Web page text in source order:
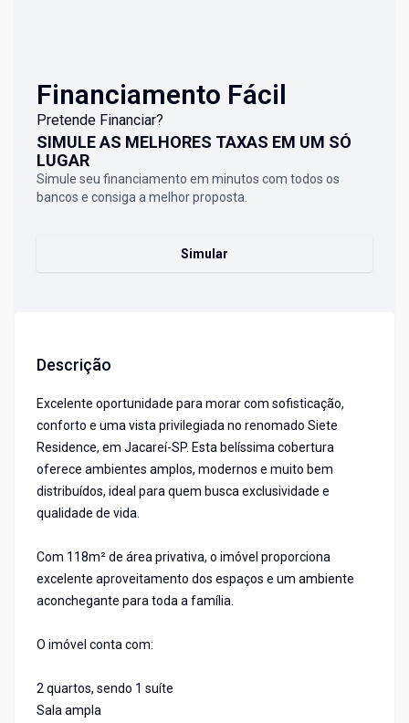
Financiamento Fácil
Pretende Financiar?
SIMULE AS MELHORES TAXAS EM UM SÓ
LUGAR
Simule seu financiamento em minutos com todos os
bancos e consiga a melhor proposta.
Simular
Descrição
Excelente oportunidade para morar com sofisticação,
conforto e uma vista privilegiada no renomado Siete
Residence, em Jacareí-SP. Esta belíssima cobertura
oferece ambientes amplos, modernos e muito bem
distribuídos, ideal para quem busca exclusividade e
qualidade de vida.
Com 118m² de área privativa, o imóvel proporciona
excelente aproveitamento dos espaços e um ambiente
aconchegante para toda a família.
O imóvel conta com:
2 quartos, sendo 1 suíte
Sala ampla